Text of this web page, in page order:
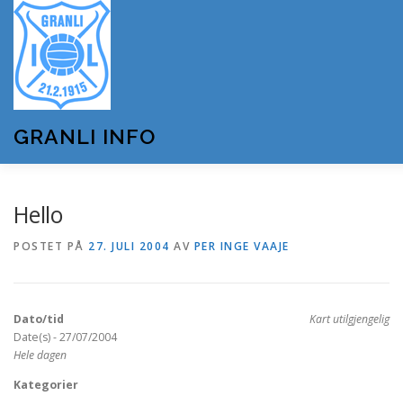
innhold
GRANLI INFO
OM GRANLI INFO
Hello
POSTET PÅ 27. JULI 2004 AV PER INGE VAAJE
Kart utilgjengelig
Dato/tid
Date(s) - 27/07/2004
Hele dagen
Kategorier